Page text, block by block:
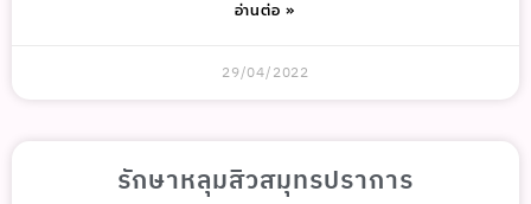
อ่านต่อ »
29/04/2022
รักษาหลุมสิวสมุทรปราการ